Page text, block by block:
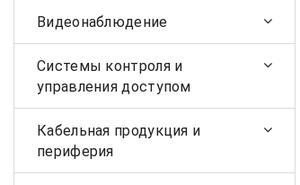
Видеонаблюдение
Системы контроля и
управления доступом
Кабельная продукция и
периферия